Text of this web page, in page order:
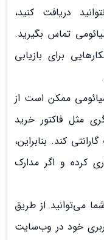
دریافت کنید،
تماس بگیرید.
برای بازیابی
ممکن است از
مثل فاکتور خرید
کند. بنابراین،
کرده و اگر مدارک
می‌توانید از طریق
خود در وب‌سایت